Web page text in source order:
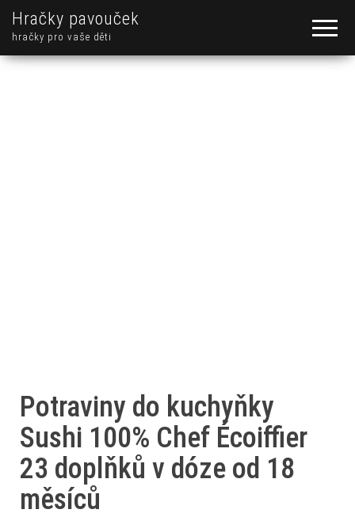
Hračky pavouček
hračky pro vaše děti
Potraviny do kuchyňky
Sushi 100% Chef Écoiffier
23 doplňků v dóze od 18
měsíců